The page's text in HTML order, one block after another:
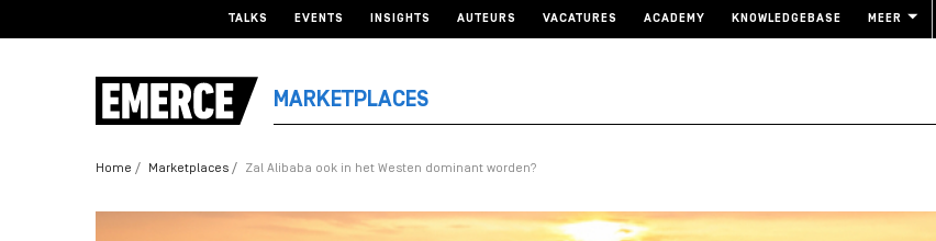
TALKS EVENTS INSIGHTS AUTEURS VACATURES ACADEMY KNOWLEDGEBASE MEER
MARKETPLACES
Home Marketplaces Zal Alibaba ook in het Westen dominant worden?